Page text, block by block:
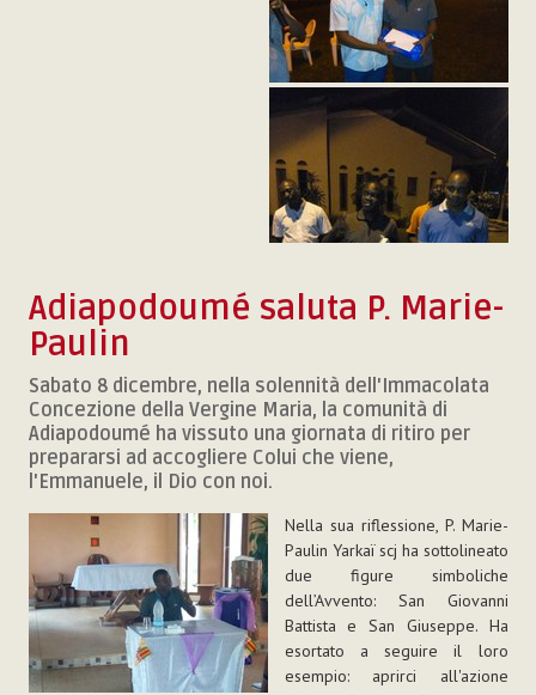
Adiapodoumé saluta P. Marie-
Paulin
Sabato 8 dicembre, nella solennità dell'Immacolata
Concezione della Vergine Maria, la comunità di
Adiapodoumé ha vissuto una giornata di ritiro per
prepararsi ad accogliere Colui che viene,
l'Emmanuele, il Dio con noi.
Nella sua riflessione, P. Marie-
Paulin Yarkaï scj ha sottolineato
due figure simboliche
dell’Avvento: San Giovanni
Battista e San Giuseppe. Ha
esortato a seguire il loro
esempio: aprirci all'azione